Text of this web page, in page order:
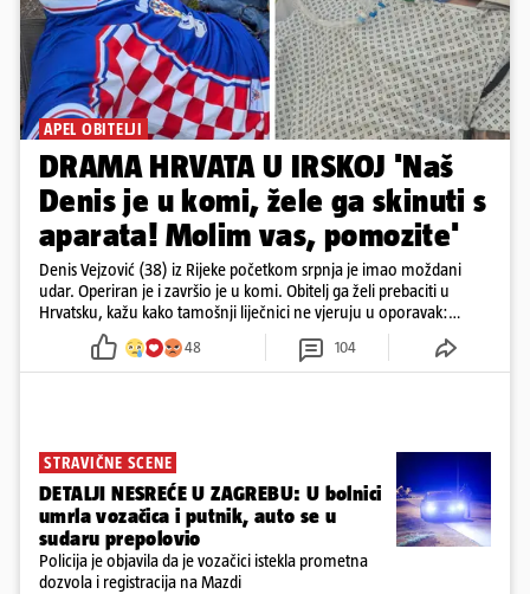
APEL OBITELJI
DRAMA HRVATA U IRSKOJ 'Naš
Denis je u komi, žele ga skinuti s
aparata! Molim vas, pomozite'
Denis Vejzović (38) iz Rijeke početkom srpnja je imao moždani
udar. Operiran je i završio je u komi. Obitelj ga želi prebaciti u
Hrvatsku, kažu kako tamošnji liječnici ne vjeruju u oporavak:
'Imamo 72 sata'
48 104
STRAVIČNE SCENE
DETALJI NESREĆE U ZAGREBU: U bolnici
umrla vozačica i putnik, auto se u
sudaru prepolovio
Policija je objavila da je vozačici istekla prometna
dozvola i registracija na Mazdi